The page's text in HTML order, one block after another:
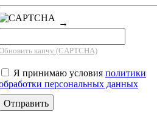
→
капчу (CAPTCHA)
Я принимаю условия политики
персональных данных